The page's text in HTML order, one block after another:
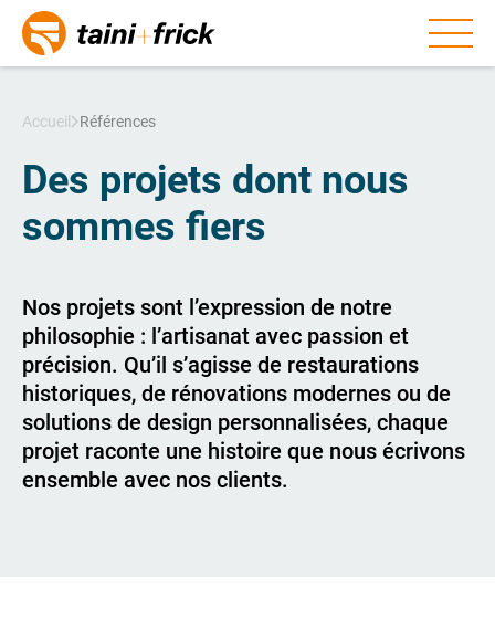
Aller au contenu
Accueil Références
Des projets dont nous
sommes fiers
Nos projets sont l’expression de notre
philosophie : l’artisanat avec passion et
précision. Qu’il s’agisse de restaurations
historiques, de rénovations modernes ou de
solutions de design personnalisées, chaque
projet raconte une histoire que nous écrivons
ensemble avec nos clients.